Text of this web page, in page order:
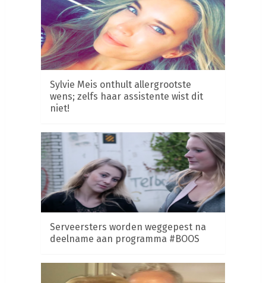
Sylvie Meis onthult allergrootste
wens; zelfs haar assistente wist dit
niet!
Serveersters worden weggepest na
deelname aan programma #BOOS